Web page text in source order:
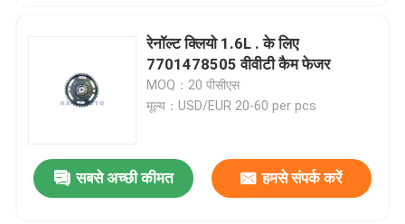
रेनॉल्ट क्लियो 1.6L . के लिए
7701478505 वीवीटी कैम फेजर
MOQ：20 पीसीएस
मूल्य：USD/EUR 20-60 per pcs
सबसे अच्छी कीमत हमसे संपर्क करें